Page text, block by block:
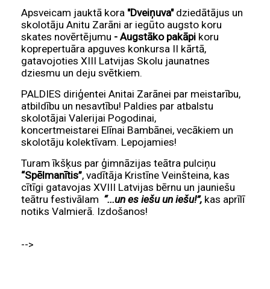
Apsveicam jauktā kora "Dveiņuva"dziedātājus un
skolotāju Anitu Zarāni ar iegūto augsto koru
skates novērtējumu - Augstāko pakāpi koru
koprepertuāra apguves konkursa II kārtā,
gatavojoties XIII Latvijas Skolu jaunatnes
dziesmu un deju svētkiem.
PALDIES diriģentei Anitai Zarānei par meistarību,
atbildību un nesavtību! Paldies par atbalstu
skolotājai Valerijai Pogodinai,
koncertmeistarei Elīnai Bambānei, vecākiem un
skolotāju kolektīvam. Lepojamies!
Turam īkšķus par ģimnāzijas teātra pulciņu
“Spēlmanītis”, vadītāja Kristīne Veinšteina, kas
cītīgi gatavojas XVIII Latvijas bērnu un jauniešu
teātru festivālam “...un es iešu un iešu!”, kas aprīlī
notiks Valmierā. Izdošanos!
-->